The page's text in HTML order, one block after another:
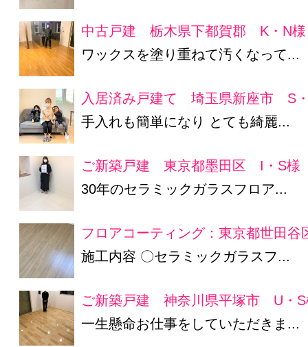
中古戸建 栃木県下都賀郡 K・N様
ワックスを塗り重ねて汚くなって...
入居済み戸建て 埼玉県新座市 S
手入れも簡単になり とても綺麗...
ご新築戸建 東京都墨田区 I・S様
30年のセラミックガラスフロア...
フロアコーティング：東京都世田谷
施工内容 〇セラミックガラスフ...
ご新築戸建 神奈川県平塚市 U・S
一生懸命お仕事をしていただきま...